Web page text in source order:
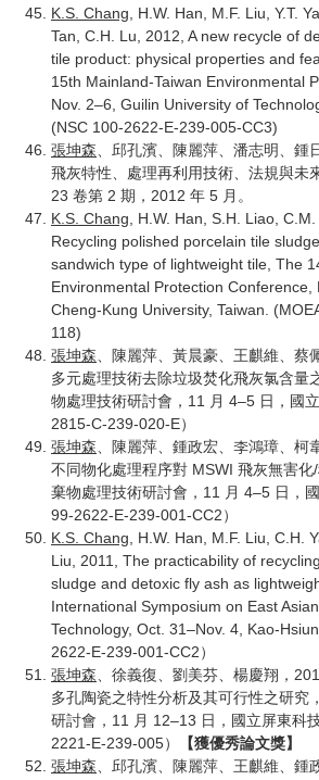
K.S. Chang , H.W. Han, M.F. Liu, Y.T.
Tan, C.H. Lu, 2012, A new recycle of
tile product: physical properties and
15th Mainland-Taiwan Environmental
Nov. 2–6, Guilin University of
(NSC 100-2622-E-239-005-CC3)
張坤森 、邱孔濱、陳麗萍、潘志明、
飛灰特性、處理再利用技術、法規與未
23 卷第 2 期，2012 年 5 月。
K.S. Chang , H.W. Han, S.H. Liao,
Recycling polished porcelain tile
sandwich type of lightweight tile, The
Environmental Protection Conference,
Cheng-Kung University, Taiwan.
118)
張坤森 、陳麗萍、黃晨豪、王麒維、蔡
多元處理技術去除垃圾焚化飛灰氯含量
物處理技術研討會，11 月 4–5 日，國
2815-C-239-020-E）
張坤森 、陳麗萍、鍾政宏、李鴻璋、柯
不同物化處理程序對 MSWI 飛灰無害
棄物處理技術研討會，11 月 4–5 日，
99-2622-E-239-001-CC2）
K.S. Chang , H.W. Han, M.F. Liu, C.H.
Liu, 2011, The practicability of
sludge and detoxic fly ash as
International Symposium on East
Technology, Oct. 31–Nov. 4, Kao-
2622-E-239-001-CC2）
張坤森 、徐義復、劉美芬、楊慶翔，
多孔陶瓷之特性分析及其可行性之研究
研討會，11 月 12–13 日，國立屏東科
2221-E-239-005）
【獲優秀論文獎】
張坤森 、邱孔濱、陳麗萍、王麒維、鍾